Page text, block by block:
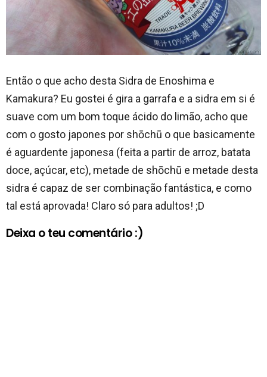
Então o que acho desta Sidra de Enoshima e
Kamakura? Eu gostei é gira a garrafa e a sidra em si é
suave com um bom toque ácido do limão, acho que
com o gosto japones por shōchū o que basicamente
é aguardente japonesa (feita a partir de arroz, batata
doce, açúcar, etc), metade de shōchū e metade desta
sidra é capaz de ser combinação fantástica, e como
tal está aprovada! Claro só para adultos! ;D
Deixa o teu comentário :)